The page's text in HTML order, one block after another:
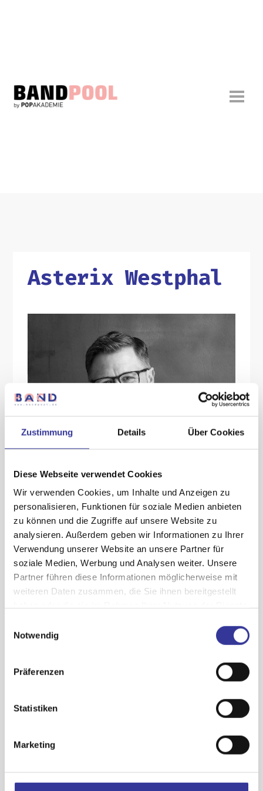
Zustimmung Details Über Cookies
Diese Webseite verwendet Cookies
Wir verwenden Cookies, um Inhalte und Anzeigen zu
personalisieren, Funktionen für soziale Medien anbieten
zu können und die Zugriffe auf unsere Website zu
analysieren. Außerdem geben wir Informationen zu Ihrer
Verwendung unserer Website an unsere Partner für
soziale Medien, Werbung und Analysen weiter. Unsere
Partner führen diese Informationen möglicherweise mit
weiteren Daten zusammen, die Sie ihnen bereitgestellt
Datenschutzerklärung
Notwendig
Präferenzen
Statistiken
Marketing
Asterix Westphal
About:
Rechtsanwalt mit eigener
Kanzleimit dem Schwerpunkt
im Entertainmentrecht in
Berlin
Was passiert im
welche Rolle "Recht" in der
wie die Zusammenhänge
"Geld" sind. Das machen wir